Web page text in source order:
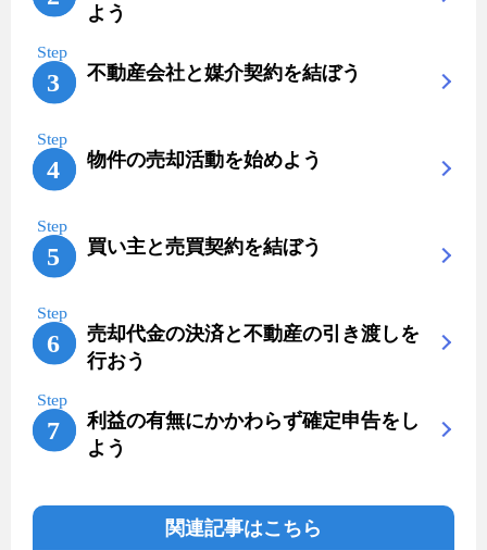
よう
不動産会社と媒介契約を結ぼう
物件の売却活動を始めよう
買い主と売買契約を結ぼう
売却代金の決済と不動産の引き渡しを
行おう
利益の有無にかかわらず確定申告をし
よう
関連記事はこちら